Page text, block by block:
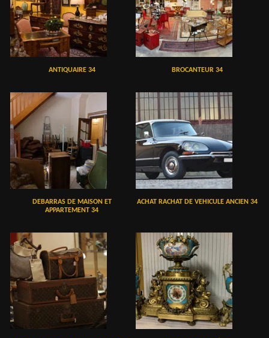
ANTIQUAIRE 34 BROCANTEUR 34
DEBARRAS DE MAISON ET
APPARTEMENT 34
ACHAT RACHAT DE VEHICULE ANCIEN 34